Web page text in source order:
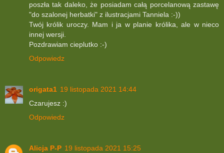
poszła tak daleko, że posiadam całą porcelanową zastawę
"do szalonej herbatki" z ilustracjami Tanniela :-))
Twój królik uroczy. Mam i ja w planie królika, ale w nieco
innej wersji.
Pozdrawiam cieplutko :-)
Odpowiedz
origata1 19 listopada 2021 14:44
Czarujesz :)
Odpowiedz
Alicja P-P 19 listopada 2021 15:25